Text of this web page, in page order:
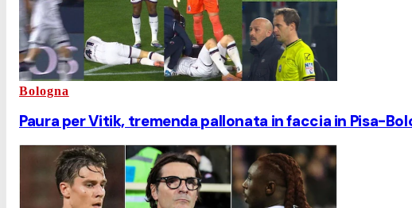
Bologna
Paura per Vitik, tremenda pallonata in faccia in Pisa-